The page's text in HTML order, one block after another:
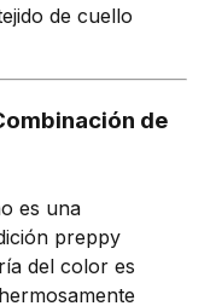
de cuello
de
es una
preppy
del color es